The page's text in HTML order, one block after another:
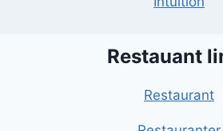
Restauant
Restaurant